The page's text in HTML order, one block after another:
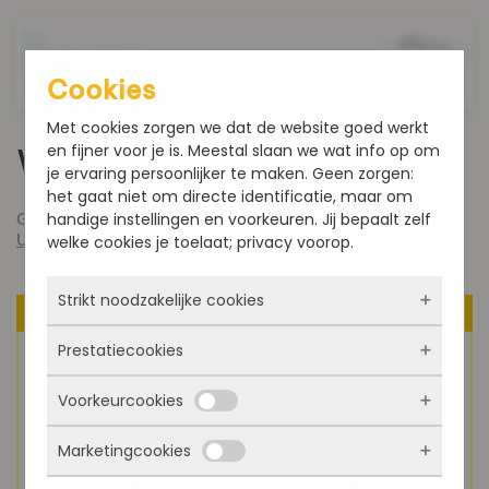
Week 35
Geschreven dooradminopaugustus 26, 2019. Gepost in
Uncategorized.
Cookies
Met cookies zorgen we dat de website goed werkt
en fijner voor je is. Meestal slaan we wat info op om
je ervaring persoonlijker te maken. Geen zorgen:
het gaat niet om directe identificatie, maar om
handige instellingen en voorkeuren. Jij bepaalt zelf
welke cookies je toelaat; privacy voorop.
Strikt noodzakelijke cookies
Deze cookies zorgen ervoor dat de website
überhaupt werkt. Ze zijn dus altijd actief en
kunnen niet worden uitgezet. Meestal worden
ze alleen geplaatst als jij iets doet, zoals
inloggen, een formulier invullen of je
privacyvoorkeuren opslaan. Je kunt je browser
Prestatiecookies
Met deze cookies zien we hoe vaak onze site
bezocht wordt, waar bezoekers vandaan
komen en welke pagina’s populair zijn. Zo
kunnen we de website blijven verbeteren.
Voorkeurcookies
Deze cookies onthouden jouw voorkeuren.
Bijvoorbeeld taalkeuze of ingevulde gegevens.
Marketingcookies